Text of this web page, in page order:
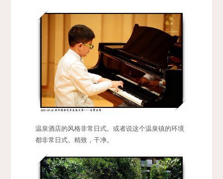
温泉酒店的风格非常日式。或者说这个温泉镇的环境
都非常日式。精致，干净。